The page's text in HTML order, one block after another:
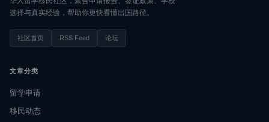
选择与真实经验，帮助你更快看懂出国路径。
社区首页 RSS Feed 论坛
文章分类
留学申请
移民动态